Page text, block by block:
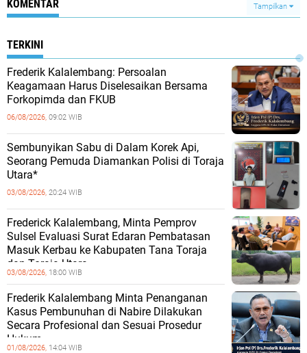
KOMENTAR Tampilkan
TERKINI
Frederik Kalalembang: Persoalan
Keagamaan Harus Diselesaikan Bersama
Forkopimda dan FKUB
06/08/2026, 09:02 WIB
Sembunyikan Sabu di Dalam Korek Api,
Seorang Pemuda Diamankan Polisi di Toraja
Utara*
03/08/2026, 20:24 WIB
Frederick Kalalembang, Minta Pemprov
Sulsel Evaluasi Surat Edaran Pembatasan
Masuk Kerbau ke Kabupaten Tana Toraja
dan Toraja Utara
03/08/2026, 18:00 WIB
Frederik Kalalembang Minta Penanganan
Kasus Pembunuhan di Nabire Dilakukan
Secara Profesional dan Sesuai Prosedur
Hukum
01/08/2026, 14:04 WIB